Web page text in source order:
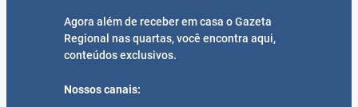
Agora além de receber em casa o Gazeta
Regional nas quartas, você encontra aqui,
conteúdos exclusivos.
Nossos canais: